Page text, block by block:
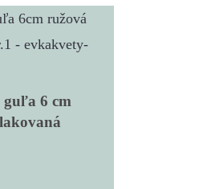
guľa 6 cm